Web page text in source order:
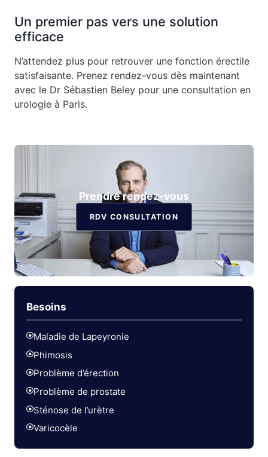
Un premier pas vers une solution
efficace
N’attendez plus pour retrouver une fonction érectile
satisfaisante. Prenez rendez-vous dès maintenant
avec le Dr Sébastien Beley pour une consultation en
urologie à Paris.
Prendre rendez-vous
RDV CONSULTATION
Besoins
Maladie de Lapeyronie
Phimosis
Problème d’érection
Problème de prostate
Sténose de l’urètre
Varicocèle